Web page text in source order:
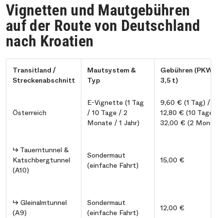
Vignetten und Mautgebühren
auf der Route von Deutschland
nach Kroatien
Transitland /
Streckenabschnitt
Mautsystem &
Typ
Gebühren (PKW
3,5 t)
Österreich
E-Vignette (1 Tag
/ 10 Tage / 2
Monate / 1 Jahr)
9,60 € (1 Tag) /
12,80 € (10
32,00 € (2
↳ Tauerntunnel &
Katschbergtunnel
(A10)
Sondermaut
(einfache Fahrt)
15,00 €
↳ Gleinalmtunnel
(A9)
Sondermaut
(einfache Fahrt)
12,00 €